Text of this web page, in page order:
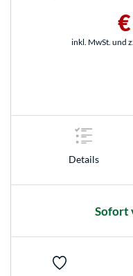
inkl. MwSt. und
Details
Sofort